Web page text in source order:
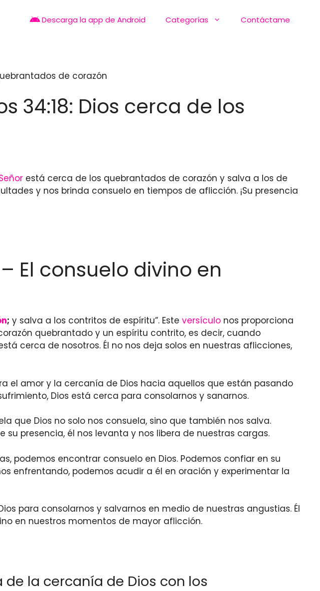
Descarga la app de Android Categorías Contáctame
de corazón
34:18: Dios cerca de los
está cerca de los quebrantados de corazón y salva a los de
y nos brinda consuelo en tiempos de aflicción. ¡Su presencia
El consuelo divino en
; y salva a los contritos de espíritu”. Este versículo nos proporciona
quebrantado y un espíritu contrito, es decir, cuando
cerca de nosotros. Él no nos deja solos en nuestras aflicciones,
el amor y la cercanía de Dios hacia aquellos que están pasando
Dios está cerca para consolarnos y sanarnos.
que Dios no solo nos consuela, sino que también nos salva.
presencia, él nos levanta y nos libera de nuestras cargas.
podemos encontrar consuelo en Dios. Podemos confiar en su
enfrentando, podemos acudir a él en oración y experimentar la
para consolarnos y salvarnos en medio de nuestras angustias. Él
en nuestros momentos de mayor aflicción.
de la cercanía de Dios con los